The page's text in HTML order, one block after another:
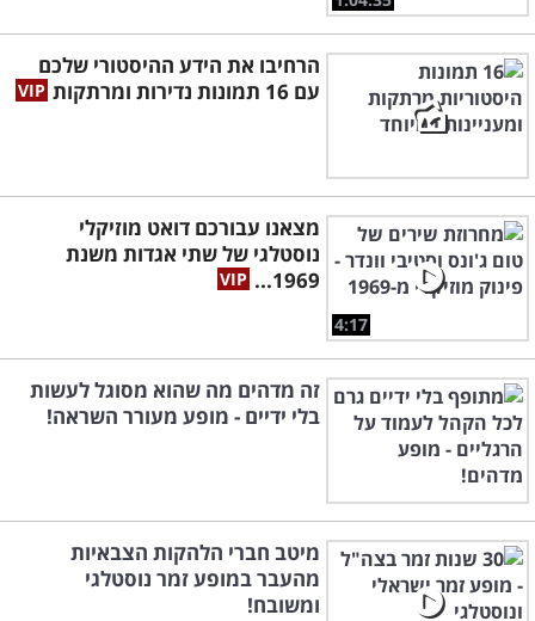
הרחיבו את הידע ההיסטורי שלכם
עם 16 תמונות נדירות ומרתקות
4:17
מצאנו עבורכם דואט מוזיקלי
נוסטלגי של שתי אגדות משנת
1969...
זה מדהים מה שהוא מסוגל לעשות
בלי ידיים - מופע מעורר השראה!
מיטב חברי הלהקות הצבאיות
מהעבר במופע זמר נוסטלגי
ומשובח!